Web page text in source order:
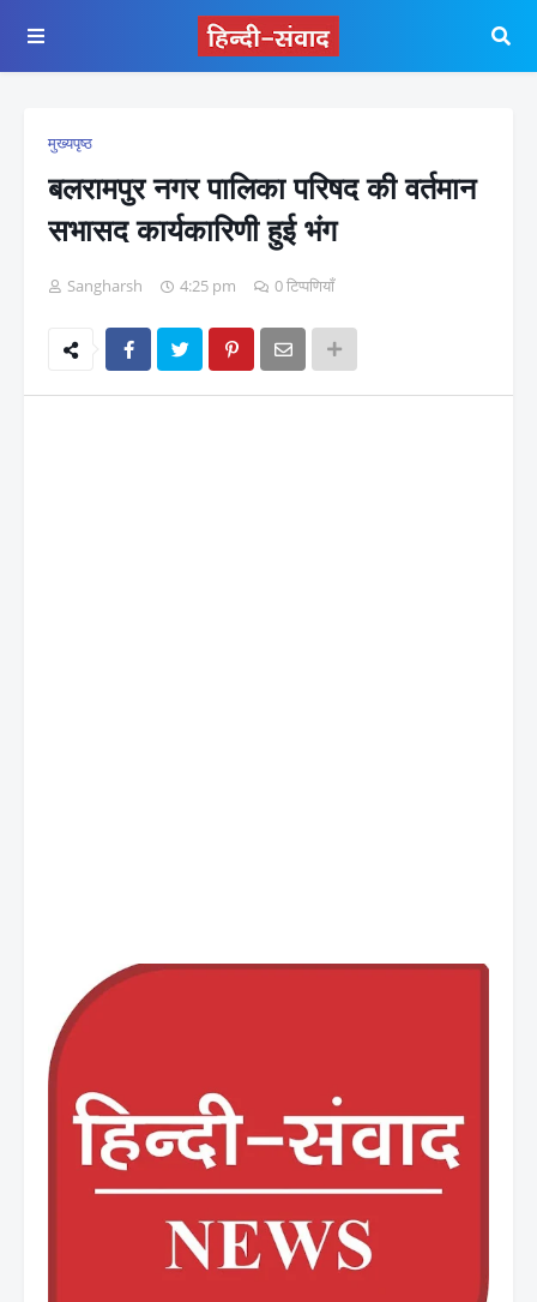
मुख्यपृष्ठ
बलरामपुर नगर पालिका परिषद की वर्तमान
सभासद कार्यकारिणी हुई भंग
Sangharsh 4:25 pm 0 टिप्पणियाँ